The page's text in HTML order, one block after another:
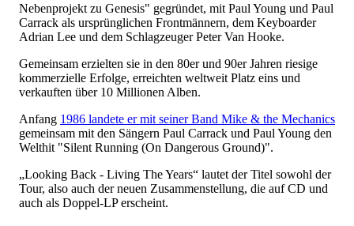
Nebenprojekt zu Genesis" gegründet, mit Paul Young und Paul
Carrack als ursprünglichen Frontmännern, dem Keyboarder
Adrian Lee und dem Schlagzeuger Peter Van Hooke.
Gemeinsam erzielten sie in den 80er und 90er Jahren riesige
kommerzielle Erfolge, erreichten weltweit Platz eins und
verkauften über 10 Millionen Alben.
Anfang 1986 landete er mit seiner Band Mike & the Mechanics
gemeinsam mit den Sängern Paul Carrack und Paul Young den
Welthit "Silent Running (On Dangerous Ground)".
„Looking Back - Living The Years“ lautet der Titel sowohl der
Tour, also auch der neuen Zusammenstellung, die auf CD und
auch als Doppel-LP erscheint.